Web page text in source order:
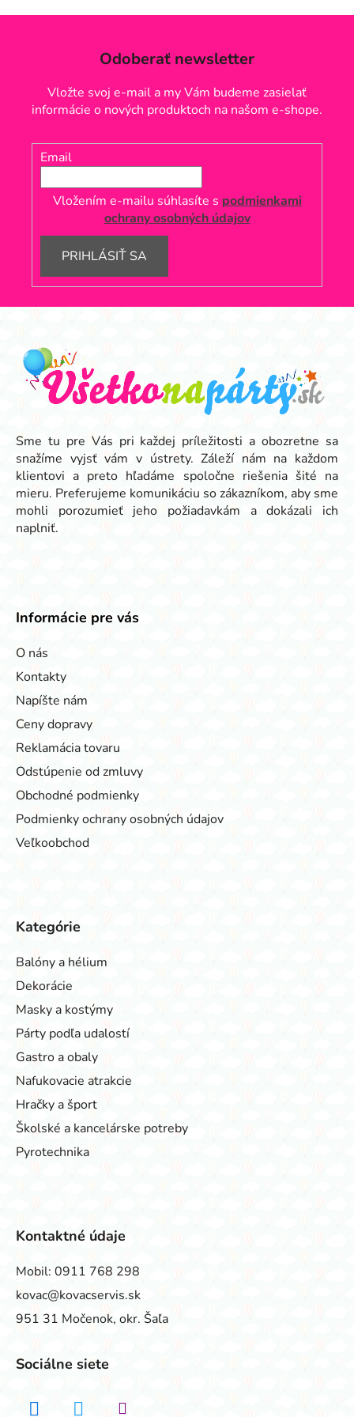
e
v
k
y
v
i
s
u
Odoberať newsletter
Vložte svoj e-mail a my Vám budeme zasielať
informácie o nových produktoch na našom e-shope.
Email
Vložením e-mailu súhlasíte s podmienkami
ochrany osobných údajov
PRIHLÁSIŤ SA
Z
Sme tu pre Vás pri každej príležitosti a obozretne sa
snažíme vyjsť vám v ústrety. Záleží nám na každom
klientovi a preto hľadáme spoločne riešenia šité na
mieru. Preferujeme komunikáciu so zákazníkom, aby sme
mohli porozumieť jeho požiadavkám a dokázali ich
naplniť.
Informácie pre vás
O nás
Kontakty
Napíšte nám
Ceny dopravy
Reklamácia tovaru
Odstúpenie od zmluvy
Obchodné podmienky
Podmienky ochrany osobných údajov
Veľkoobchod
Kategórie
Balóny a hélium
Dekorácie
Masky a kostýmy
Párty podľa udalostí
Gastro a obaly
Nafukovacie atrakcie
Hračky a šport
Školské a kancelárske potreby
Pyrotechnika
Kontaktné údaje
Mobil: 0911 768 298
kovac@kovacservis.sk
951 31 Močenok, okr. Šaľa
Sociálne siete